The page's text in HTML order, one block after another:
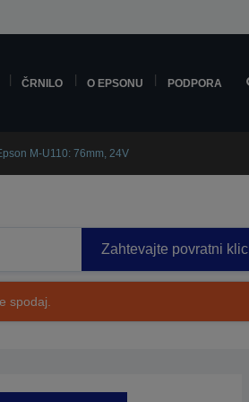
ČRNILO O EPSONU PODPORA
M-U110: 76mm, 24V
Zahtevajte povratni klic
spodaj.